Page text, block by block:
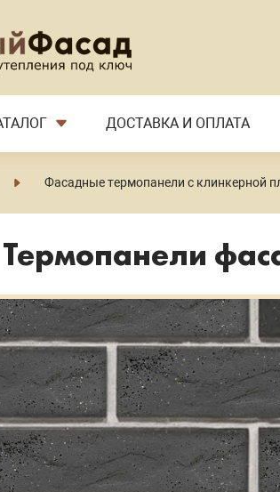
ДОСТАВКА И ОПЛАТА
Фасадные термопанели с клинкерной
Термопанели